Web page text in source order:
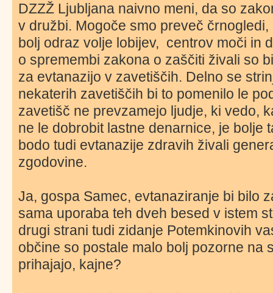
DZZŽ Ljubljana naivno meni, da so
v družbi. Mogoče smo preveč
bolj odraz volje lobijev, centrov moči in
o spremembi zakona o zaščiti živali so
za evtanazijo v zavetiščih. Delno se
nekaterih zavetiščih bi to pomenilo le
zavetišč ne prevzamejo ljudje, ki vedo,
ne le dobrobit lastne denarnice, je bolje
bodo tudi evtanazije zdravih živali
zgodovine.
Ja, gospa Samec, evtanaziranje bi bilo
sama uporaba teh dveh besed v istem
drugi strani tudi zidanje Potemkinovih
občine so postale malo bolj pozorne na
prihajajo, kajne?